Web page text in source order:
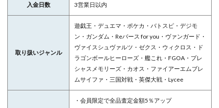
入金日数 3営業日以内
取り扱いジャンル
遊戯王・デュエマ・ポケカ・バトスピ・デジモ
ン・ガンダム・Reバース for you・ヴァンガード・
ヴァイスシュヴァルツ・ゼクス・ウィクロス・ド
ラゴンボールヒーローズ・艦これ・FGOA・プレ
シャスメモリーズ・カオス・ファイアーエムブレ
ムサイファ・三国対戦・英傑大戦・Lycee
・会員限定で全品査定金額5％アップ